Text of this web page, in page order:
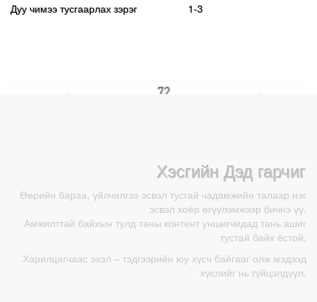
Дуу чимээ тусгаарлах зэрэг 1-3
Хэсгийн Дэд гарчиг
Өөрийн бараа, үйлчилгээ эсвэл тусгай чадамжийн талаар нэг
эсвэл хоёр өгүүлэмжээр бичнэ үү.
Амжилттай байхын тулд таны контент уншигчидад тань ашиг
тустай байх ёстой.
Харилцагчаас эхэл – тэдгээрийн юу хүсч байгааг олж мэдээд
хүслийг нь гүйцэлдүүл.